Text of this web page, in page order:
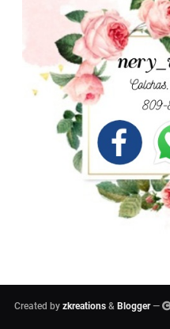
Created by zkreations & Blogger—